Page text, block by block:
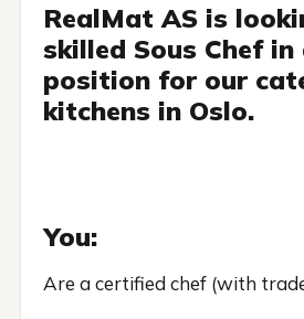
RealMat AS is
skilled Sous Chef
position for our
kitchens in Oslo.
You:
Are a certified chef (with